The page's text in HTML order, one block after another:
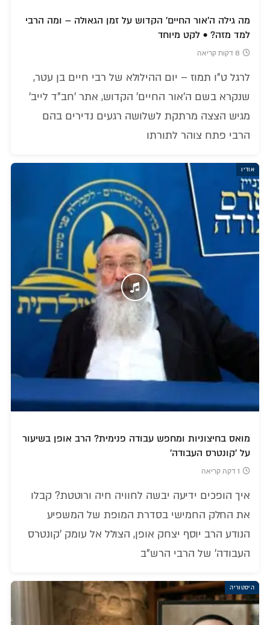
מה גילה ה'אור החיים' הקדוש על זמן הגאולה – ומה הרבי
למד מזה? • לקט מיוחד
8 דקות קריאה
לרגל ט"ו תמוז – יום ההילולא של רבי חיים בן עטר,
שנקרא בשם ה'אור החיים' הקדוש, אתר 'חב"ד לייב'
מגיש הצצה מרתקת לשלושה רגעים נדירים בהם
הרבי פתח צוהר לתורתו
אודיו
מואס בחיצוניות ומחפש עבודה פנימית? הרב אופן בשיעור
על 'קונטרס העבודה'
1 דקה קריאה
איך הופכים ידיעה יבשה לחוויה חיה ורוטטת? קבלו
את החלק החמישי בסדרת המופת של המשפיע
הנודע הרב יוסף יצחק אופן, הצולל אל עומק 'קונטרס
העבודה' של הרבי הרש"ב
היסטוריה